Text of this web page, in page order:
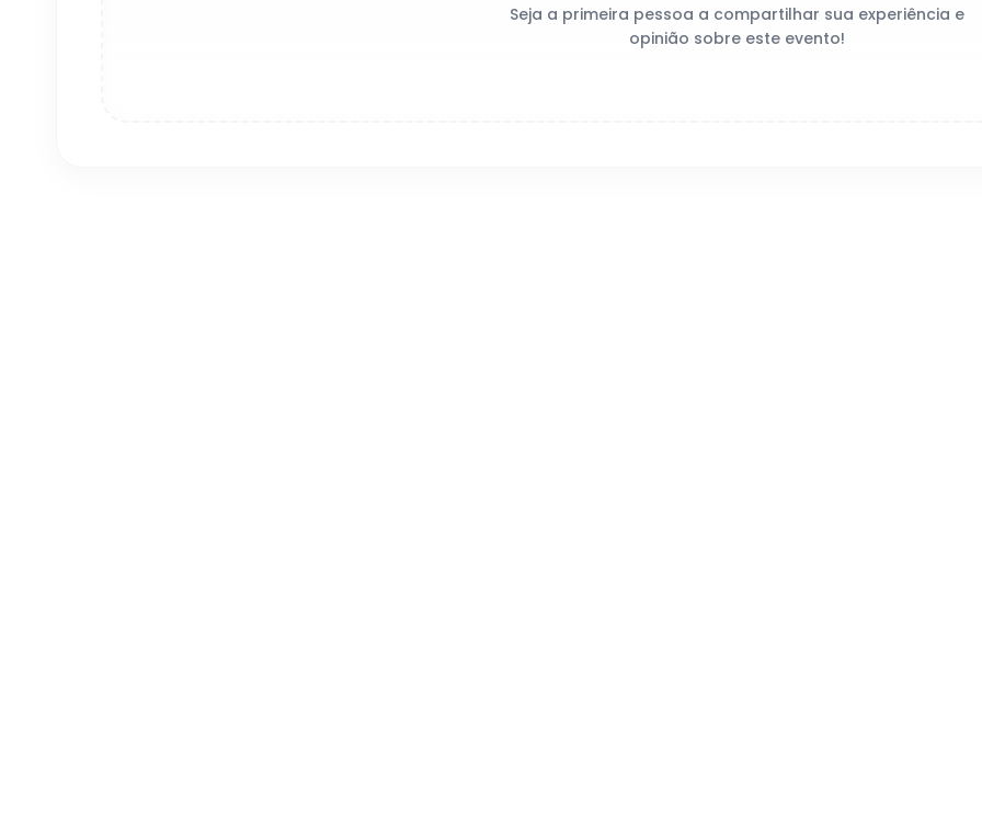
Seja a primeira pessoa a compartilhar sua experiência e
opinião sobre este evento!